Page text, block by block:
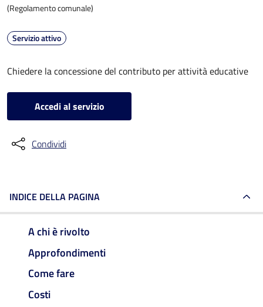
(Regolamento comunale)
Servizio attivo
Chiedere la concessione del contributo per attività educative
Accedi al servizio
Condividi
INDICE DELLA PAGINA
A chi è rivolto
Approfondimenti
Come fare
Costi